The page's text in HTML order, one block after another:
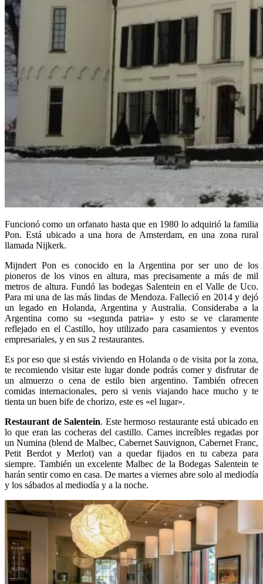
Funcionó como un orfanato hasta que en 1980 lo adquirió la familia
Pon. Está ubicado a una hora de Amsterdam, en una zona rural
llamada Nijkerk.
Mijndert Pon es conocido en la Argentina por ser uno de los
pioneros de los vinos en altura, mas precisamente a más de mil
metros de altura. Fundó las bodegas Salentein en el Valle de Uco.
Para mi una de las más lindas de Mendoza. Falleció en 2014 y dejó
un legado en Holanda, Argentina y Australia. Consideraba a la
Argentina como su «segunda patria» y esto se ve claramente
reflejado en el Castillo, hoy utilizado para casamientos y eventos
empresariales, y en sus 2 restaurantes.
Es por eso que si estás viviendo en Holanda o de visita por la zona,
te recomiendo visitar este lugar donde podrás comer y disfrutar de
un almuerzo o cena de estilo bien argentino. También ofrecen
comidas internacionales, pero si venis viajando hace mucho y te
tienta un buen bife de chorizo, este es «el lugar».
Restaurant de Salentein. Este hermoso restaurante está ubicado en
lo que eran las cocheras del castillo. Carnes increíbles regadas por
un Numina (blend de Malbec, Cabernet Sauvignon, Cabernet Franc,
Petit Berdot y Merlot) van a quedar fijados en tu cabeza para
siempre. También un excelente Malbec de la Bodegas Salentein te
harán sentir como en casa. De martes a viernes abre solo al mediodía
y los sábados al mediodía y a la noche.